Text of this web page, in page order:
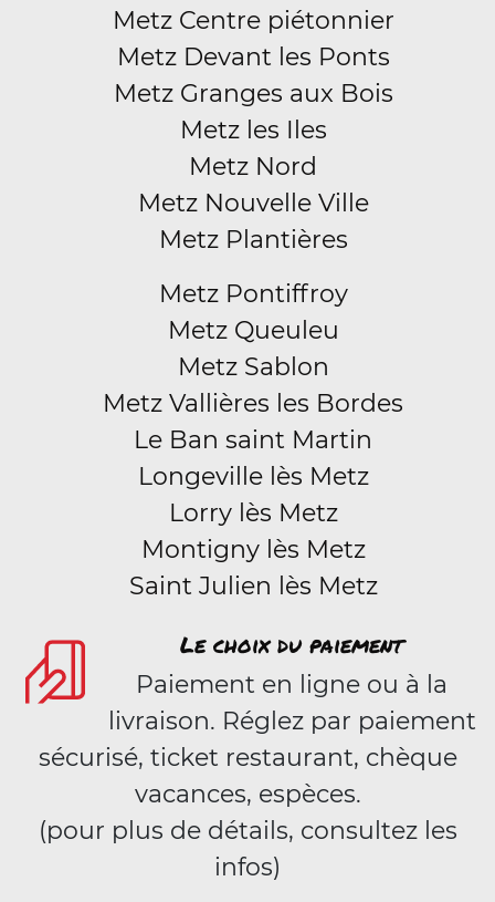
Metz Centre piétonnier
Metz Devant les Ponts
Metz Granges aux Bois
Metz les Iles
Metz Nord
Metz Nouvelle Ville
Metz Plantières
Metz Pontiffroy
Metz Queuleu
Metz Sablon
Metz Vallières les Bordes
Le Ban saint Martin
Longeville lès Metz
Lorry lès Metz
Montigny lès Metz
Saint Julien lès Metz
Le choix du paiement
Paiement en ligne ou à la
livraison. Réglez par paiement
sécurisé, ticket restaurant, chèque
vacances, espèces.
(pour plus de détails, consultez les
infos)